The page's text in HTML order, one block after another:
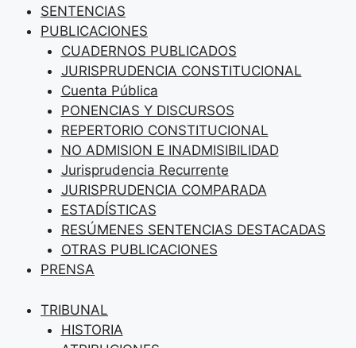
SENTENCIAS
PUBLICACIONES
CUADERNOS PUBLICADOS
JURISPRUDENCIA CONSTITUCIONAL
Cuenta Pública
PONENCIAS Y DISCURSOS
REPERTORIO CONSTITUCIONAL
NO ADMISION E INADMISIBILIDAD
Jurisprudencia Recurrente
JURISPRUDENCIA COMPARADA
ESTADÍSTICAS
RESÚMENES SENTENCIAS DESTACADAS
OTRAS PUBLICACIONES
PRENSA
TRIBUNAL
HISTORIA